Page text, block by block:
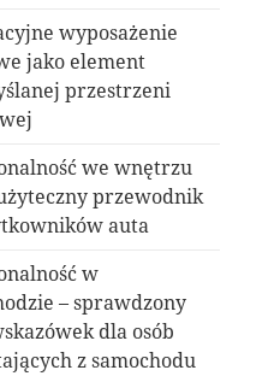
wyposażenie
jako element
przestrzeni
we wnętrzu
przewodnik
auta
w
– sprawdzony
dla osób
z samochodu